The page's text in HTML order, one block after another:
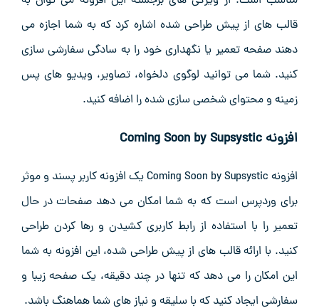
قالب‌ های از پیش طراحی ‌شده اشاره کرد که به شما اجازه می
‌دهند صفحه تعمیر یا نگهداری خود را به سادگی سفارشی ‌سازی
کنید. شما می ‌توانید لوگوی دلخواه، تصاویر، ویدیو های پس‌
زمینه و محتوای شخصی ‌سازی شده را اضافه کنید.
افزونه Coming Soon by Supsystic
افزونه Coming Soon by Supsystic یک افزونه کاربر پسند و موثر
برای وردپرس است که به شما امکان می ‌دهد صفحات در حال
تعمیر را با استفاده از رابط کاربری کشیدن و رها کردن طراحی
کنید. با ارائه قالب‌ های از پیش طراحی شده، این افزونه به شما
این امکان را می‌ دهد که تنها در چند دقیقه، یک صفحه زیبا و
سفارشی ایجاد کنید که با سلیقه و نیاز های شما هماهنگ باشد.